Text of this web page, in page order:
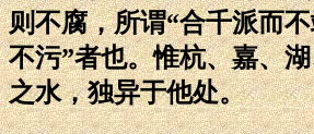
则不腐，所谓“合千派而
不污”者也。惟杭、嘉、
之水，独异于他处。